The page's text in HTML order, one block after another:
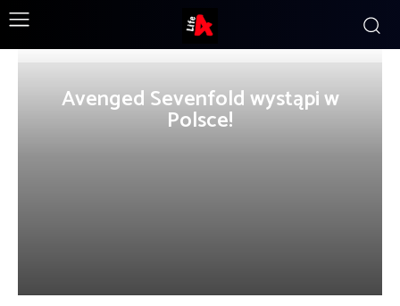
Avenged Sevenfold wystąpi w
Polsce!